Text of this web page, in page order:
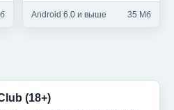
Android 6.0 и выше 35 Мб
(18+)